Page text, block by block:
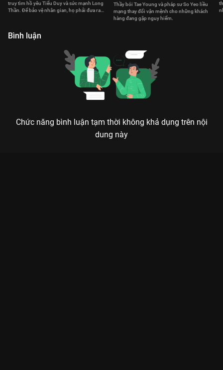
truy tìm hồ yêu Tiểu Duy và sức mạnh Long
Thần. Để bảo vệ nhân gian, họ phải đưa ra
Thầy bói Tae Young và pháp sư So Yeo liều
mạng thay đổi vận mệnh cho những khách
hàng đang gặp nguy hiểm.
Bình luận
Chức năng bình luận tạm thời không khả dụng trên nội
dung này